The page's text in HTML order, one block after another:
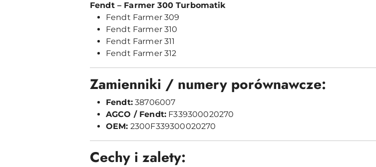
Fendt – Farmer 300 Turbomatik
Fendt Farmer 309
Fendt Farmer 310
Fendt Farmer 311
Fendt Farmer 312
Zamienniki / numery porównawcze:
Fendt:38706007
AGCO / Fendt: F339300020270
OEM: 2300F339300020270
Cechy i zalety: